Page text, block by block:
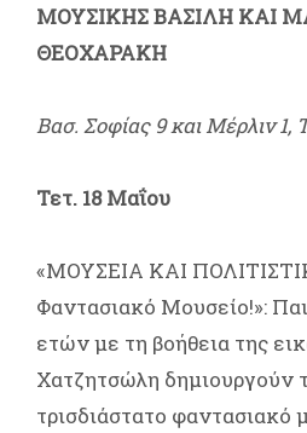
ΜΟΥΣΙΚΗΣ ΒΑΣΙΛΗ ΚΑΙ
ΘΕΟΧΑΡΑΚΗ
Βασ. Σοφίας 9 και Μέρλιν 1,
Τετ. 18 Μαΐου
«ΜΟΥΣΕΙΑ ΚΑΙ
Φαντασιακό Μουσείο!»:
ετών με τη βοήθεια της
Χατζητσώλη δημιουργούν
τρισδιάστατο φαντασιακό